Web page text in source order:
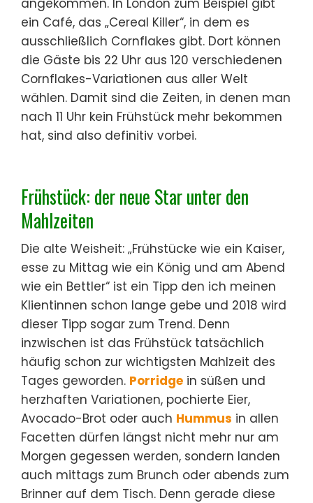
ein Café, das „Cereal Killer“, in dem es
ausschließlich Cornflakes gibt. Dort können
die Gäste bis 22 Uhr aus 120 verschiedenen
Cornflakes-Variationen aus aller Welt
wählen. Damit sind die Zeiten, in denen man
nach 11 Uhr kein Frühstück mehr bekommen
hat, sind also definitiv vorbei.
Frühstück: der neue Star unter den
Mahlzeiten
Die alte Weisheit: „Frühstücke wie ein Kaiser,
esse zu Mittag wie ein König und am Abend
wie ein Bettler“ ist ein Tipp den ich meinen
Klientinnen schon lange gebe und 2018 wird
dieser Tipp sogar zum Trend. Denn
inzwischen ist das Frühstück tatsächlich
häufig schon zur wichtigsten Mahlzeit des
Tages geworden. Porridge in süßen und
herzhaften Variationen, pochierte Eier,
Avocado-Brot oder auch Hummus in allen
Facetten dürfen längst nicht mehr nur am
Morgen gegessen werden, sondern landen
auch mittags zum Brunch oder abends zum
Brinner auf dem Tisch. Denn gerade diese